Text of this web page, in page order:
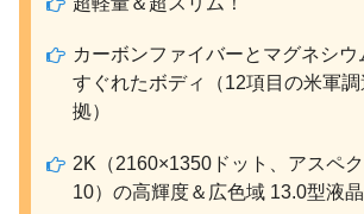
カーボンファイバーとマグネシウ
すぐれたボディ（12項目の米軍
拠）
2K（2160×1350ドット、アスペク
10）の高輝度＆広色域 13.0型液